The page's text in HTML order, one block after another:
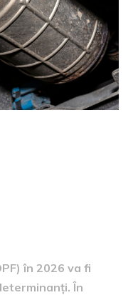
în 2026 va fi
În